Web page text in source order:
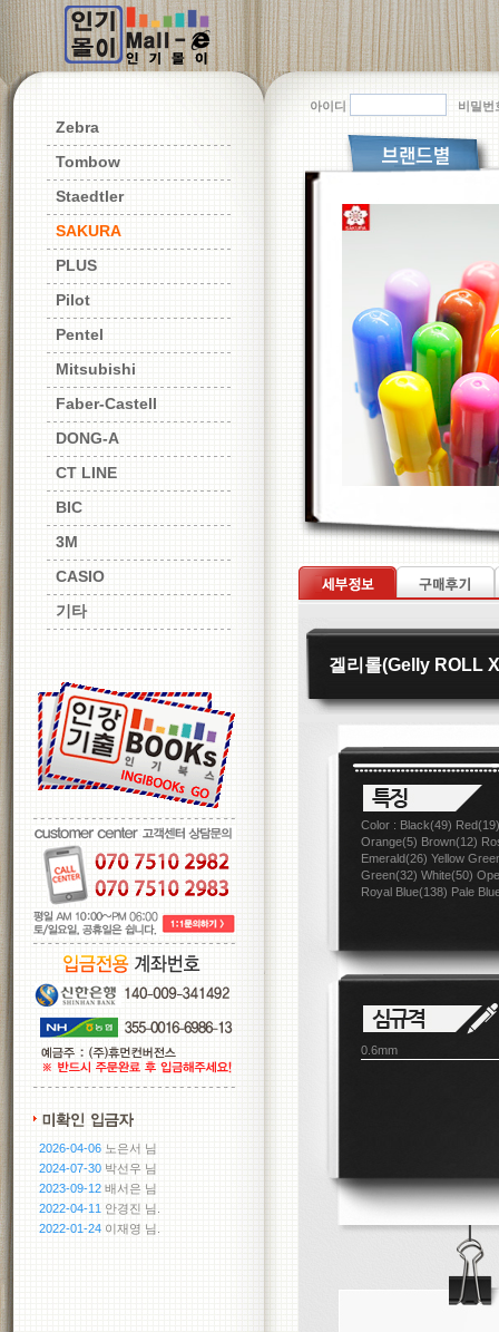
Zebra
Tombow
Staedtler
SAKURA
PLUS
Pilot
Pentel
Mitsubishi
Faber-Castell
DONG-A
CT LINE
BIC
3M
CASIO
기타
2026-04-06 노은서 님
2024-07-30 박선우 님
2023-09-12 배서은 님
2022-04-11 안경진 님.
2022-01-24 이재영 님.
아이디 비밀번
겔리롤(Gelly ROLL
Color : Black(49)
Orange(5) Brown(12)
Emerald(26) Yellow
Green(32) White(50)
Royal Blue(138) Pale
0.6mm